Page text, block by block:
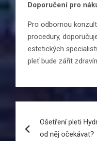
Doporučení pro
Pro odbornou
procedury,
estetických
pleť bude zářit
pro
Ošetření pleti
od něj očekávat?